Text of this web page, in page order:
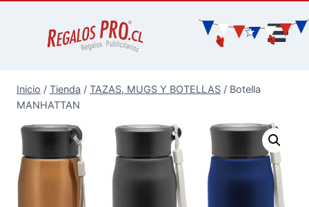
Inicio / Tienda / TAZAS, MUGS Y BOTELLAS / Botella
MANHATTAN